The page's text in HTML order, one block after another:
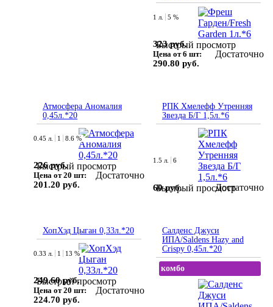
Быстрый просмотр
1 л. 5 %
323 руб.
Цена от 6 шт:
290.80 руб.
Достаточно
Атмосфера Аномалия
0,45л.*20
Быстрый просмотр
0.45 л. 1 8.6 %
226 руб.
Цена от 20 шт:
201.20 руб.
Достаточно
РПК Хмелефф Утренняя
Звезда Б/Г 1,5л.*6
Быстрый просмотр
1.5 л. 6
60 руб. Достаточно
ХопХэд Цыган 0,33л.*20
Быстрый просмотр
0.33 л. 1 13 %
249.60 руб.
Цена от 20 шт:
224.70 руб.
Достаточно
Салденс Джуси
ИПА/Saldens Hazy and
Crispy 0,45л.*20
комбо